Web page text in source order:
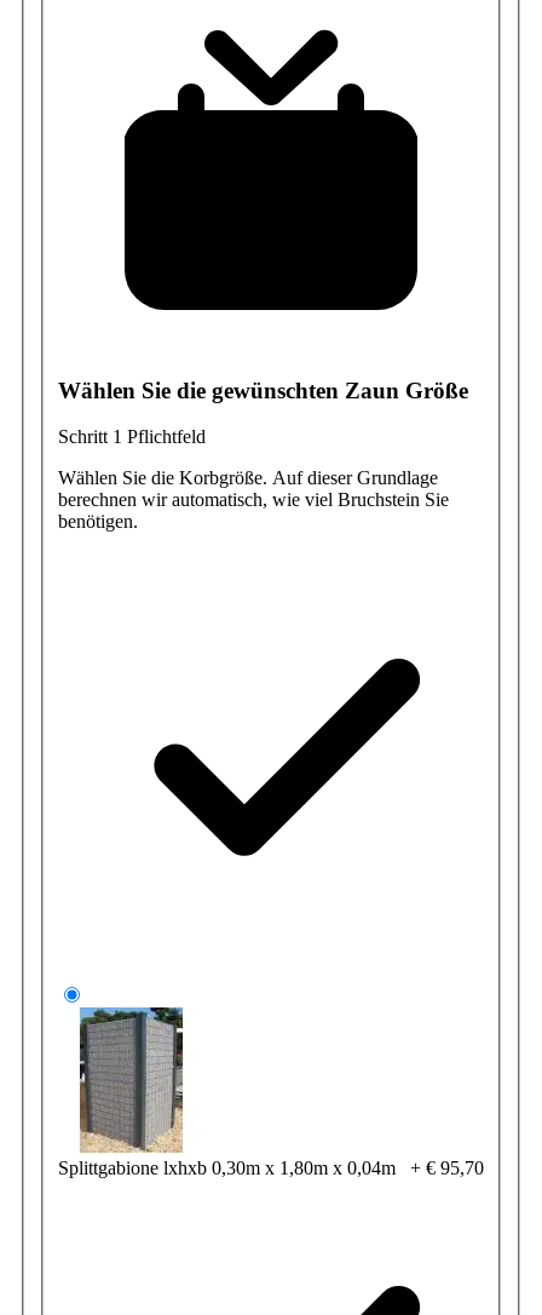
Wählen Sie die gewünschten Zaun Größe
Schritt 1 Pflichtfeld
Wählen Sie die Korbgröße. Auf dieser Grundlage
berechnen wir automatisch, wie viel Bruchstein Sie
benötigen.
Splittgabione lxhxb 0,30m x 1,80m x 0,04m + € 95,70